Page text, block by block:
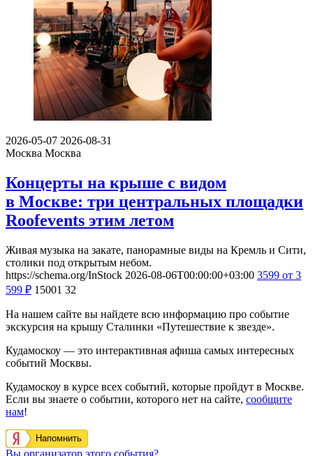
2026-05-07 2026-08-31
Москва Москва
Концерты на крыше с видом
в Москве: три центральных площадки
Roofevents этим летом
Живая музыка на закате, панорамные виды на Кремль и Сити,
столики под открытым небом.
https://schema.org/InStock 2026-08-06T00:00:00+03:00 3599 от 3
599 ₽ 15001 32
На нашем сайте вы найдете всю информацию про событие
экскурсия на крышу Сталинки «Путешествие к звезде».
Кудамоскоу — это интерактивная афиша самых интересных
событий Москвы.
Кудамоскоу в курсе всех событий, которые пройдут в Москве.
Если вы знаете о событии, которого нет на сайте, сообщите
нам!
Напомнить
Вы организатор этого события?